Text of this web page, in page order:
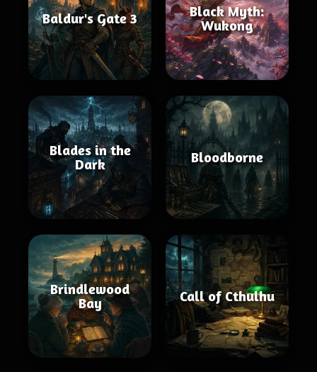
Baldur's Gate 3
Black Myth:
Wukong
Blades in the
Dark
Bloodborne
Brindlewood
Bay
Call of Cthulhu